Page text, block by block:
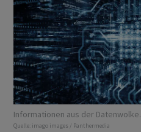
Informationen aus der Datenwolke.
Quelle: imago images / Panthermedia